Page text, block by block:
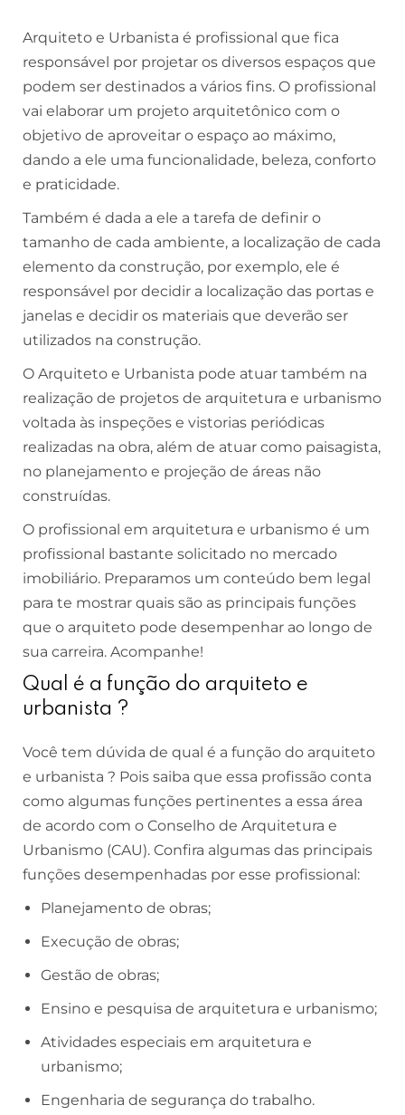
Arquiteto e Urbanista é profissional que fica
responsável por projetar os diversos espaços que
podem ser destinados a vários fins. O profissional
vai elaborar um projeto arquitetônico com o
objetivo de aproveitar o espaço ao máximo,
dando a ele uma funcionalidade, beleza, conforto
e praticidade.
Também é dada a ele a tarefa de definir o
tamanho de cada ambiente, a localização de cada
elemento da construção, por exemplo, ele é
responsável por decidir a localização das portas e
janelas e decidir os materiais que deverão ser
utilizados na construção.
O Arquiteto e Urbanista pode atuar também na
realização de projetos de arquitetura e urbanismo
voltada às inspeções e vistorias periódicas
realizadas na obra, além de atuar como paisagista,
no planejamento e projeção de áreas não
construídas.
O profissional em arquitetura e urbanismo é um
profissional bastante solicitado no mercado
imobiliário. Preparamos um conteúdo bem legal
para te mostrar quais são as principais funções
que o arquiteto pode desempenhar ao longo de
sua carreira. Acompanhe!
Qual é a função do arquiteto e
urbanista ?
Você tem dúvida de qual é a função do arquiteto
e urbanista ? Pois saiba que essa profissão conta
como algumas funções pertinentes a essa área
de acordo com o Conselho de Arquitetura e
Urbanismo (CAU). Confira algumas das principais
funções desempenhadas por esse profissional:
Planejamento de obras;
Execução de obras;
Gestão de obras;
Ensino e pesquisa de arquitetura e urbanismo;
Atividades especiais em arquitetura e
urbanismo;
Engenharia de segurança do trabalho.